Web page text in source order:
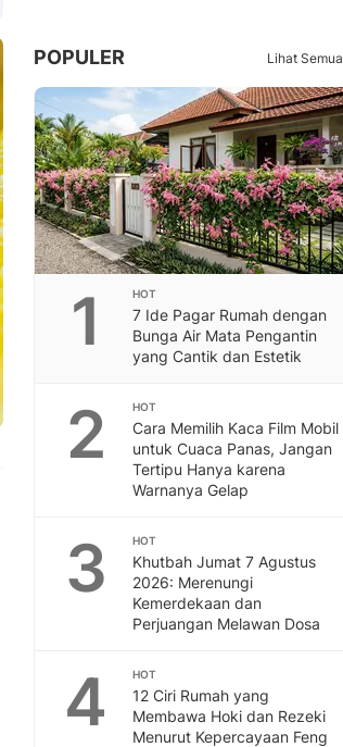
POPULER Lihat Semua
1 HOT
7 Ide Pagar Rumah dengan
Bunga Air Mata Pengantin
yang Cantik dan Estetik
2 HOT
Cara Memilih Kaca Film Mobil
untuk Cuaca Panas, Jangan
Tertipu Hanya karena
Warnanya Gelap
3 HOT
Khutbah Jumat 7 Agustus
2026: Merenungi
Kemerdekaan dan
Perjuangan Melawan Dosa
4 HOT
12 Ciri Rumah yang
Membawa Hoki dan Rezeki
Menurut Kepercayaan Feng